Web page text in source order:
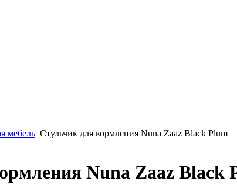
мебель Стульчик для кормления Nuna Zaaz Black Plum
Nuna Zaaz Black